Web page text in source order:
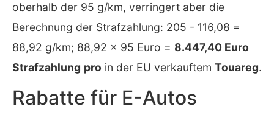
oberhalb der 95 g/km, verringert aber die
Berechnung der Strafzahlung: 205 - 116,08 =
88,92 g/km; 88,92 x 95 Euro = 8.447,40 Euro
Strafzahlung pro in der EU verkauftem Touareg.
Rabatte für E-Autos